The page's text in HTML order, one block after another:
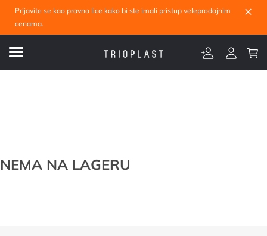
Prijavite se kao pravno lice kako bi ste imali pristup veleprodajnim
cenama.
×
NEMA NA LAGERU